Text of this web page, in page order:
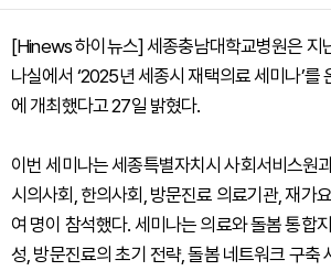
[Hinews 하이뉴스] 세종충남대학교병원은 지
나실에서 ‘2025년 세종시 재택의료 세미나’를
에 개최했다고 27일 밝혔다.
이번 세미나는 세종특별자치시 사회서비스원
시의사회, 한의사회, 방문진료 의료기관, 재가
여 명이 참석했다. 세미나는 의료와 돌봄 통합
성, 방문진료의 초기 전략, 돌봄 네트워크 구축